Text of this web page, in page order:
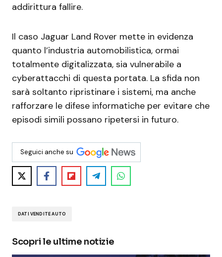
addirittura fallire.
Il caso Jaguar Land Rover mette in evidenza
quanto l’industria automobilistica, ormai
totalmente digitalizzata, sia vulnerabile a
cyberattacchi di questa portata. La sfida non
sarà soltanto ripristinare i sistemi, ma anche
rafforzare le difese informatiche per evitare che
episodi simili possano ripetersi in futuro.
Seguici anche su
DATI VENDITE AUTO
Scopri le ultime notizie